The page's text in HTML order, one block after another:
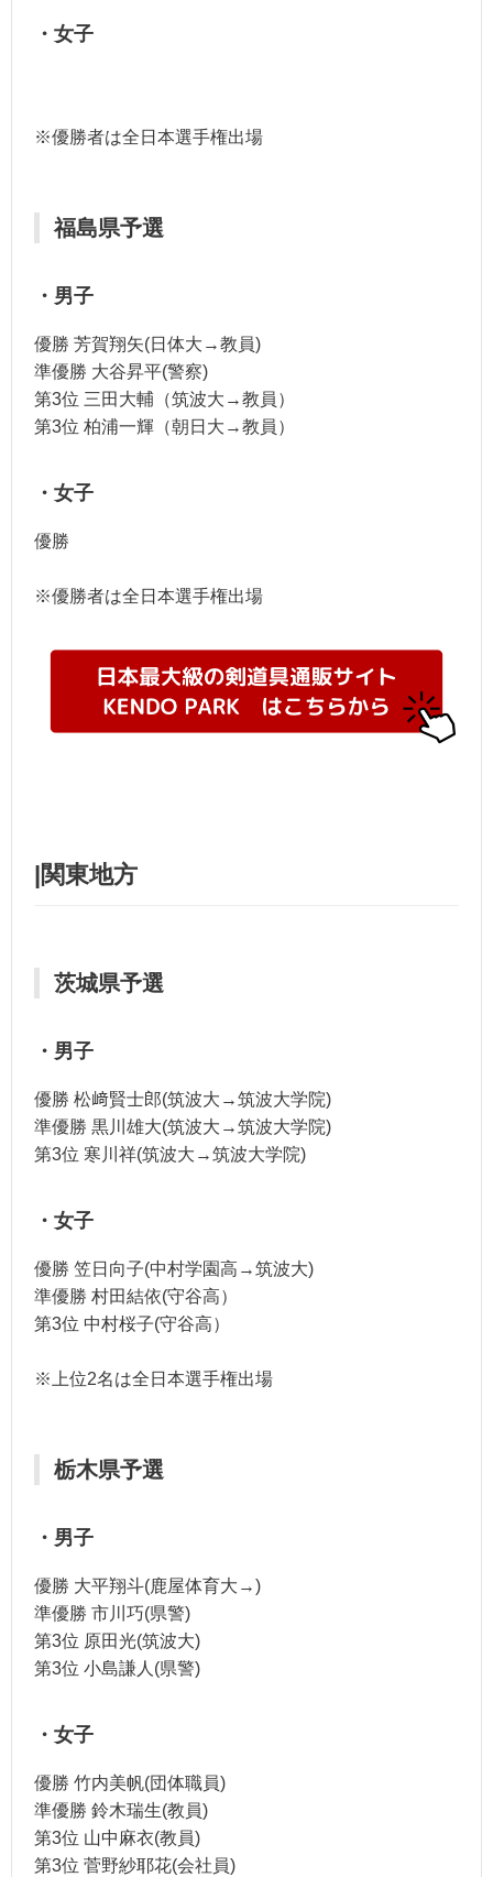
・女子
※優勝者は全日本選手権出場
福島県予選
・男子
優勝 芳賀翔矢(日体大→教員)
準優勝 大谷昇平(警察)
第3位 三田大輔（筑波大→教員）
第3位 柏浦一輝（朝日大→教員）
・女子
優勝
※優勝者は全日本選手権出場
|関東地方
茨城県予選
・男子
優勝 松﨑賢士郎(筑波大→筑波大学院)
準優勝 黒川雄大(筑波大→筑波大学院)
第3位 寒川祥(筑波大→筑波大学院)
・女子
優勝 笠日向子(中村学園高→筑波大)
準優勝 村田結依(守谷高）
第3位 中村桜子(守谷高）
※上位2名は全日本選手権出場
栃木県予選
・男子
優勝 大平翔斗(鹿屋体育大→)
準優勝 市川巧(県警)
第3位 原田光(筑波大)
第3位 小島謙人(県警)
・女子
優勝 竹内美帆(団体職員)
準優勝 鈴木瑞生(教員)
第3位 山中麻衣(教員)
第3位 菅野紗耶花(会社員)